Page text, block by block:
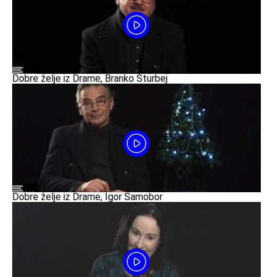
Dobre želje iz Drame, Branko Šturbej
Dobre želje iz Drame, Igor Samobor